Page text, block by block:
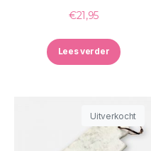
€21,95
Lees verder
Uitverkocht